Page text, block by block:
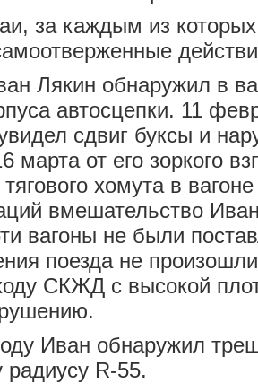
за каждым из
Лякин обнаружил в
автосцепки. 11
сдвиг буксы и
марта от его зоркого
хомута в
вмешательство
вагоны не были
поезда не
СКЖД с высокой
Иван обнаружил
радиусу R-55.